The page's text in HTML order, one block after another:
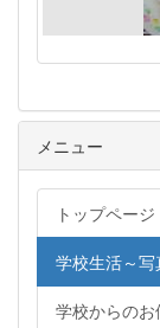
メニュー
トップページ
学校生活～写
学校からのお